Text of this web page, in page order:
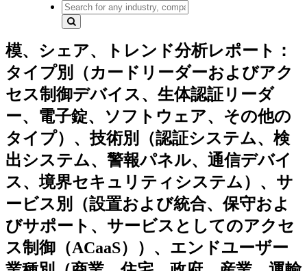
模、シェア、トレンド分析レポート：
タイプ別（カードリーダーおよびアク
セス制御デバイス、生体認証リーダ
ー、電子錠、ソフトウェア、その他の
タイプ）、技術別（認証システム、検
出システム、警報パネル、通信デバイ
ス、境界セキュリティシステム）、サ
ービス別（設置および統合、保守およ
びサポート、サービスとしてのアクセ
ス制御（ACaaS））、エンドユーザー